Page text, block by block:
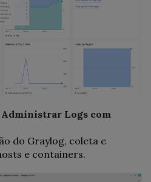
Logs com
do Graylog, coleta e
e containers.